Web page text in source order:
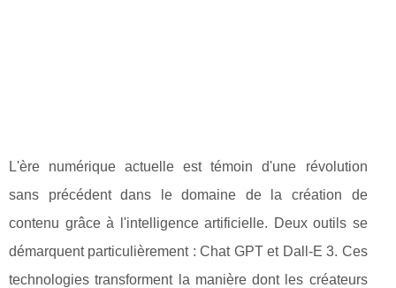
L'ère numérique actuelle est témoin d'une révolution
sans précédent dans le domaine de la création de
contenu grâce à l'intelligence artificielle. Deux outils se
démarquent particulièrement : Chat GPT et Dall-E 3. Ces
technologies transforment la manière dont les créateurs